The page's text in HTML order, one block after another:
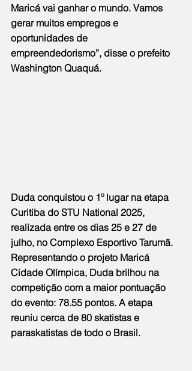
Maricá vai ganhar o mundo. Vamos
gerar muitos empregos e
oportunidades de
empreendedorismo”, disse o prefeito
Washington Quaquá.
Duda conquistou o 1º lugar na etapa
Curitiba do STU National 2025,
realizada entre os dias 25 e 27 de
julho, no Complexo Esportivo Tarumã.
Representando o projeto Maricá
Cidade Olímpica, Duda brilhou na
competição com a maior pontuação
do evento: 78.55 pontos. A etapa
reuniu cerca de 80 skatistas e
paraskatistas de todo o Brasil.